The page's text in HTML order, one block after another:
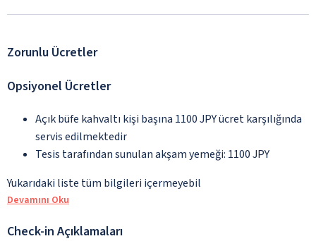
Zorunlu Ücretler
Opsiyonel Ücretler
Açık büfe kahvaltı kişi başına 1100 JPY ücret karşılığında
servis edilmektedir
Tesis tarafından sunulan akşam yemeği: 1100 JPY
Yukarıdaki liste tüm bilgileri içermeyebil
Devamını Oku
Check-in Açıklamaları